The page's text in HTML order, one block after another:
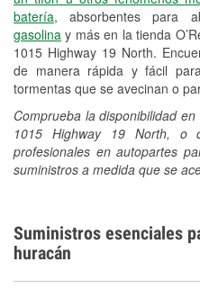
batería, absorbentes para
gasolina y más en la tienda
1015 Highway 19 North.
de manera rápida y fácil
tormentas que se avecinan o
Comprueba la disponibilidad
1015 Highway 19 North, o
profesionales en autopartes
suministros a medida que se
Suministros esenciales
huracán